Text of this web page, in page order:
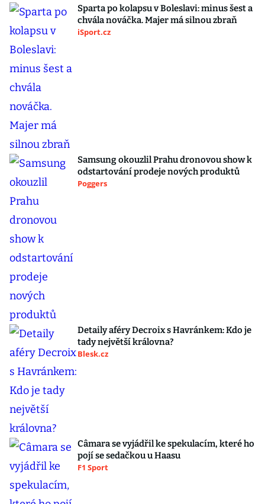
Sparta po kolapsu v Boleslavi: minus šest a
chvála nováčka. Majer má silnou zbraň
iSport.cz
Samsung okouzlil Prahu dronovou show k
odstartování prodeje nových produktů
Poggers
Detaily aféry Decroix s Havránkem: Kdo je
tady největší královna?
Blesk.cz
Câmara se vyjádřil ke spekulacím, které ho
pojí se sedačkou u Haasu
F1 Sport